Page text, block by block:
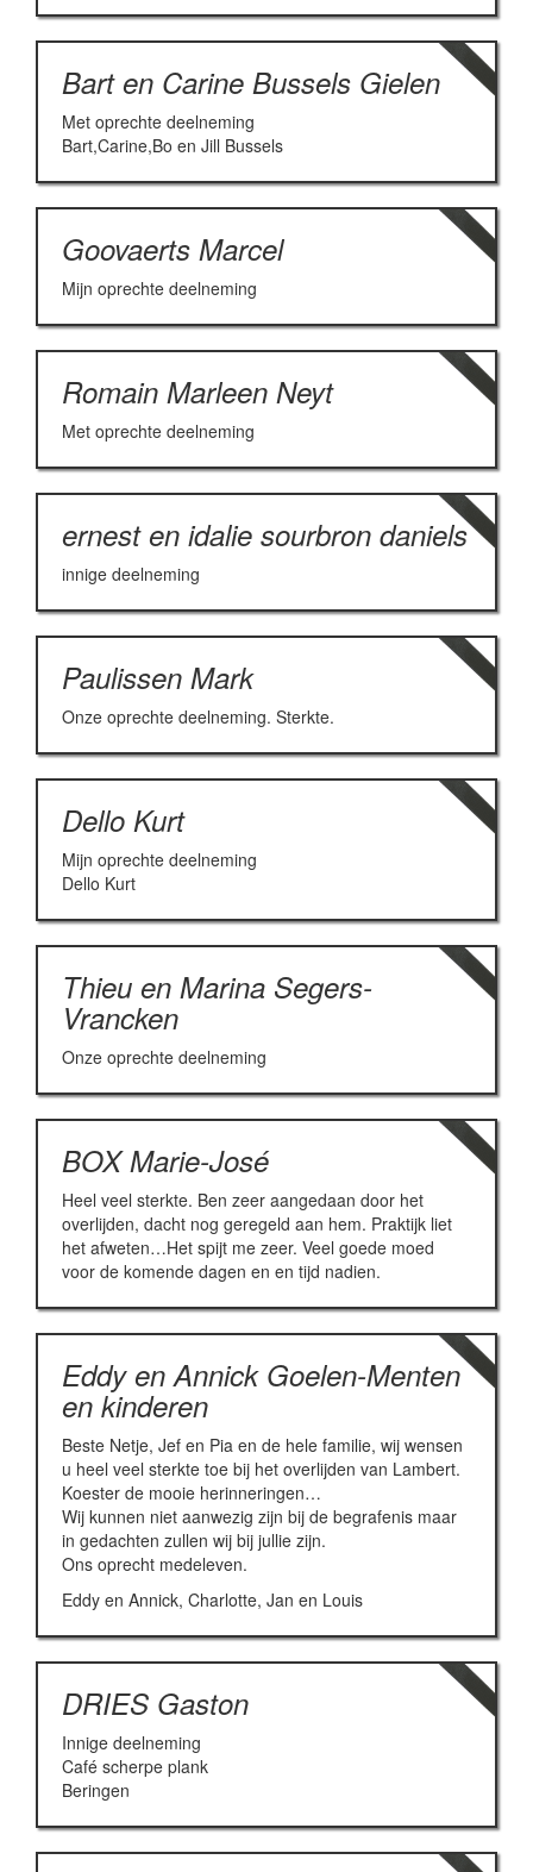
Bart en Carine Bussels Gielen
Met oprechte deelneming
Bart,Carine,Bo en Jill Bussels
Goovaerts Marcel
Mijn oprechte deelneming
Romain Marleen Neyt
Met oprechte deelneming
ernest en idalie sourbron daniels
innige deelneming
Paulissen Mark
Onze oprechte deelneming. Sterkte.
Dello Kurt
Mijn oprechte deelneming
Dello Kurt
Thieu en Marina Segers-
Vrancken
Onze oprechte deelneming
BOX Marie-José
Heel veel sterkte. Ben zeer aangedaan door het
overlijden, dacht nog geregeld aan hem. Praktijk liet
het afweten…Het spijt me zeer. Veel goede moed
voor de komende dagen en en tijd nadien.
Eddy en Annick Goelen-Menten
en kinderen
Beste Netje, Jef en Pia en de hele familie, wij wensen
u heel veel sterkte toe bij het overlijden van Lambert.
Koester de mooie herinneringen…
Wij kunnen niet aanwezig zijn bij de begrafenis maar
in gedachten zullen wij bij jullie zijn.
Ons oprecht medeleven.
Eddy en Annick, Charlotte, Jan en Louis
DRIES Gaston
Innige deelneming
Café scherpe plank
Beringen